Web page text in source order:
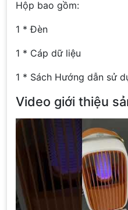
Hộp bao gồm:
1 * Đèn
1 * Cáp dữ liệu
1 * Sách Hướng dẫn sử
Video giới thiệu